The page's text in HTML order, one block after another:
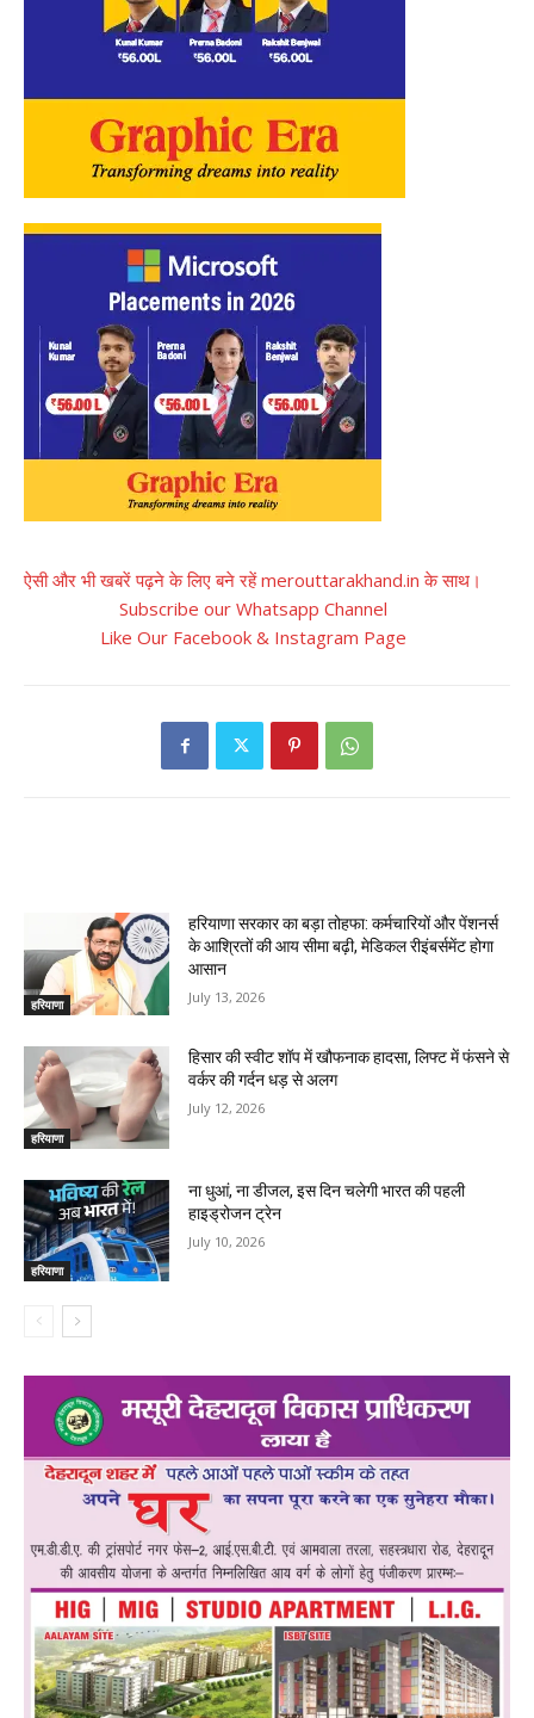
ऐसी और भी खबरें पढ़ने के लिए बने रहें merouttarakhand.in के साथ।
Subscribe our Whatsapp Channel
Like Our Facebook & Instagram Page
हरियाणा
हरियाणा सरकार का बड़ा तोहफा: कर्मचारियों और पेंशनर्स
के आश्रितों की आय सीमा बढ़ी, मेडिकल रीइंबर्समेंट होगा
आसान
July 13, 2026
हरियाणा
हिसार की स्वीट शॉप में खौफनाक हादसा, लिफ्ट में फंसने से
वर्कर की गर्दन धड़ से अलग
July 12, 2026
हरियाणा
ना धुआं, ना डीजल, इस दिन चलेगी भारत की पहली
हाइड्रोजन ट्रेन
July 10, 2026